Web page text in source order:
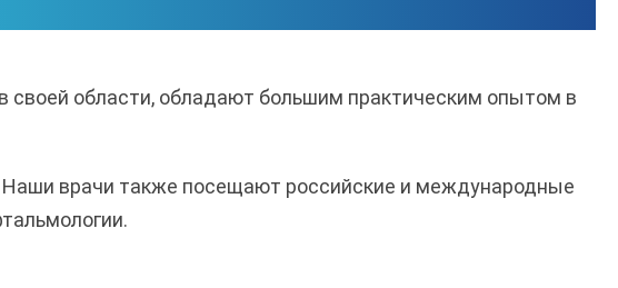
своей области, обладают большим практическим опытом в
Наши врачи также посещают российские и международные